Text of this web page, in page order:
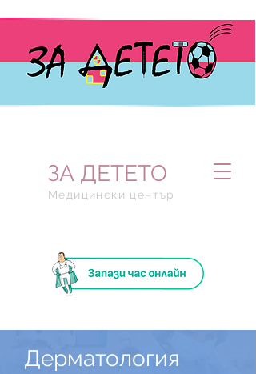
ЗА ДЕTETO
Meдицински център
Дерматология